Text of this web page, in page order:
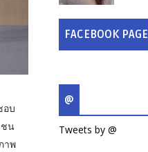
อบ
ชน
าพ
FACEBOOK PAGE
@
Tweets by @